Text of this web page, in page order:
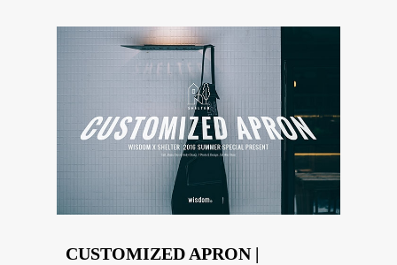
CUSTOMIZED APRON |